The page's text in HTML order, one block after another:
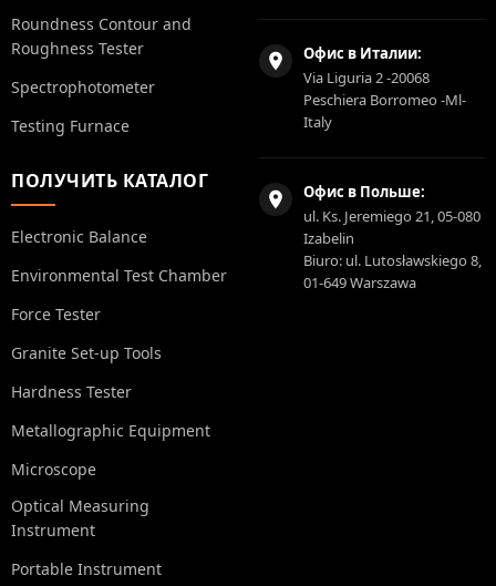
Roundness Contour and
Roughness Tester
Spectrophotometer
Testing Furnace
ПОЛУЧИТЬ КАТАЛОГ
Electronic Balance
Environmental Test Chamber
Force Tester
Granite Set-up Tools
Hardness Tester
Metallographic Equipment
Microscope
Optical Measuring
Instrument
Portable Instrument
Офис в Италии:
Via Liguria 2 -20068
Peschiera Borromeo -Ml-
Italy
Офис в Польше:
ul. Ks. Jeremiego 21, 05-080
Izabelin
Biuro: ul. Lutosławskiego 8,
01-649 Warszawa